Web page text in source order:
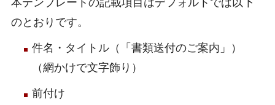
のとおりです。
件名・タイトル（「書類送付のご案内」）
（網かけで文字飾り）
前付け